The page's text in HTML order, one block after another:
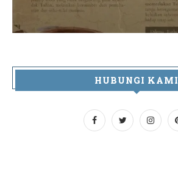
HUBUNGI KAMI